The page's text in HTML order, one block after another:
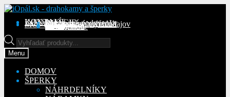
Preskočiť
navigáciu
Preskočiť
obsah
KONTAKT
INFORMÁCIE
Obchodné podmienky
Reklamačný poriadok
Ochrana osobných údajov
MÔJ ÚČETObjednávky
Adresy
Detaily účtu
Na stiahnutie
Products
search
Menu
DOMOV
ŠPERKY
NÁHRDELNÍKY